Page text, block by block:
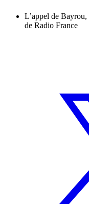
L’appel de
de Radio France